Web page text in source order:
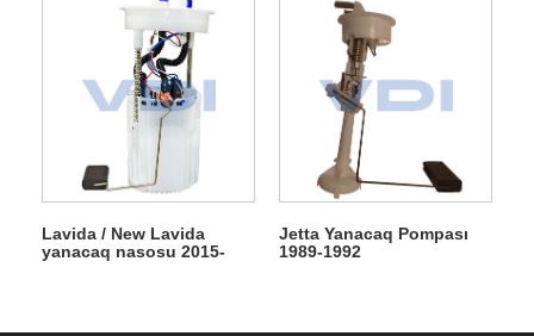
Lavida / New Lavida
yanacaq nasosu 2015-
Jetta Yanacaq Pompası
1989-1992